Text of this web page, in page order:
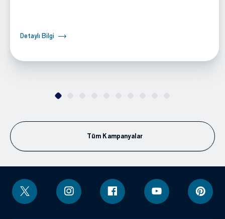
Detaylı Bilgi
Tüm Kampanyalar